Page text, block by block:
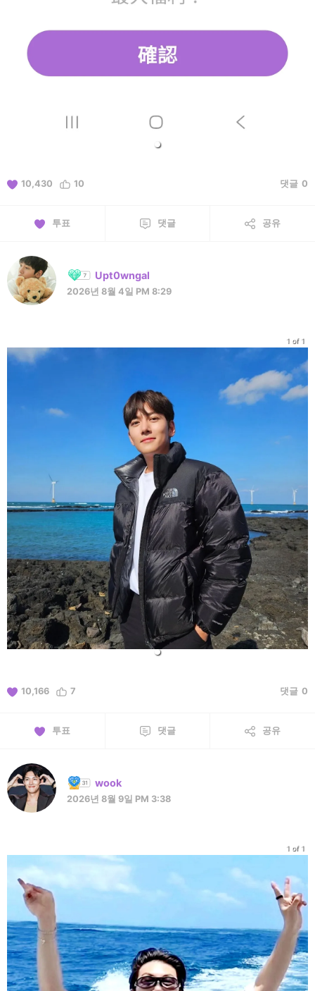
10,430 10 댓글 0
투표 댓글 공유
Upt0wngal
2026년 8월 4일 PM 8:29
1 of 1
10,166 7 댓글 0
투표 댓글 공유
wook
2026년 8월 9일 PM 3:38
1 of 1